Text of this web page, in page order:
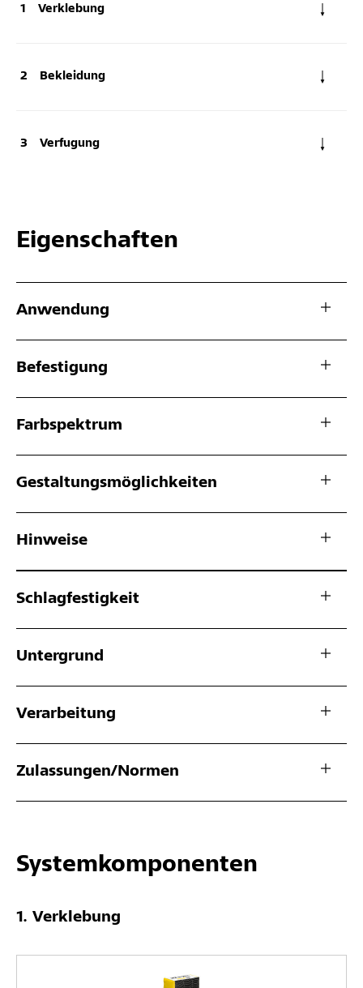
Verklebung
Bekleidung
Verfugung
Eigenschaften
Anwendung
Befestigung
Farbspektrum
Gestaltungsmöglichkeiten
Hinweise
Schlagfestigkeit
Untergrund
Verarbeitung
Zulassungen/Normen
Systemkomponenten
Verklebung